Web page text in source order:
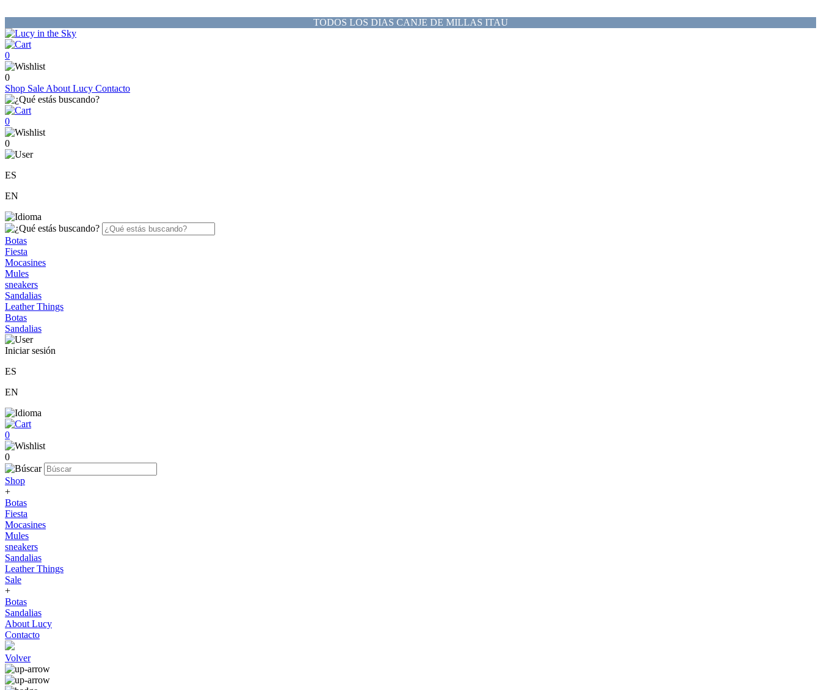
TODOS LOS DIAS CANJE DE MILLAS ITAU
0
0
Shop Sale About Lucy Contacto
0
0
ES
EN
Botas
Fiesta
Mocasines
Mules
sneakers
Sandalias
Leather Things
Botas
Sandalias
Iniciar sesión
ES
EN
0
0
Shop
+
Botas
Fiesta
Mocasines
Mules
sneakers
Sandalias
Leather Things
Sale
+
Botas
Sandalias
About Lucy
Contacto
Volver